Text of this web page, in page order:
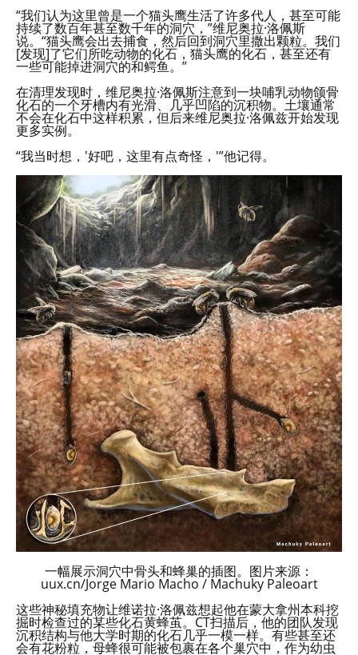
“我们认为这里曾是一个猫头鹰生活了许多代人，甚至可能
持续了数百年甚至数千年的洞穴，”维尼奥拉·洛佩斯
说。“猫头鹰会出去捕食，然后回到洞穴里撒出颗粒。我们
[发现]了它们所吃动物的化石，猫头鹰的化石，甚至还有
一些可能掉进洞穴的和鳄鱼。”
在清理发现时，维尼奥拉·洛佩斯注意到一块哺乳动物颌骨
化石的一个牙槽内有光滑、几乎凹陷的沉积物。土壤通常
不会在化石中这样积累，但后来维尼奥拉·洛佩兹开始发现
更多实例。
“我当时想，'好吧，这里有点奇怪，'”他记得。
一幅展示洞穴中骨头和蜂巢的插图。图片来源：
uux.cn/Jorge Mario Macho / Machuky Paleoart
这些神秘填充物让维诺拉·洛佩兹想起他在蒙大拿州本科挖
掘时检查过的某些化石黄蜂茧。CT扫描后，他的团队发现
沉积结构与他大学时期的化石几乎一模一样。有些甚至还
会有花粉粒，母蜂很可能被包裹在各个巢穴中，作为幼虫